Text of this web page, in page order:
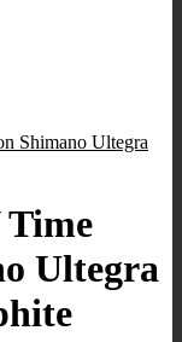
Shimano Ultegra
Ultegra